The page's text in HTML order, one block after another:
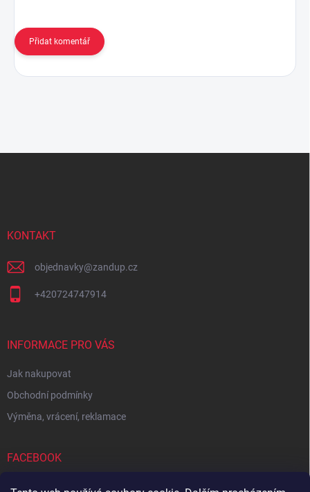
Přidat komentář
KONTAKT
objednavky@zandup.cz
+420724747914
INFORMACE PRO VÁS
Jak nakupovat
Obchodní podmínky
Výměna, vrácení, reklamace
FACEBOOK